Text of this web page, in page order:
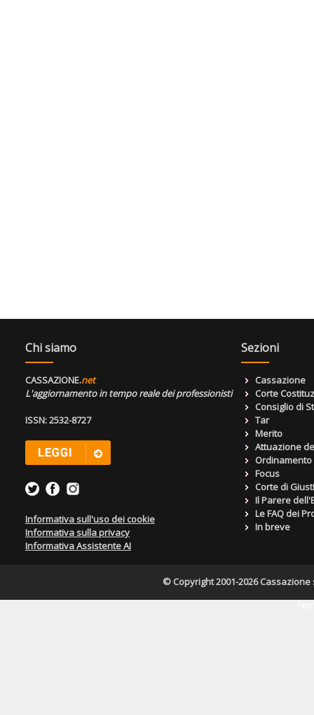
Chi siamo
CASSAZIONE.net
L'aggiornamento in tempo reale dei professionisti
ISSN: 2532-8727
Informativa sull'uso dei cookie
Informativa sulla privacy
Informativa Assistente AI
Sezioni
Cassazione
Corte
Consiglio di
Tar
Merito
Attuazione
Focus
Corte di
Il Parere
Le FAQ dei
In breve
© Copyright 2001-2026 Cassazione